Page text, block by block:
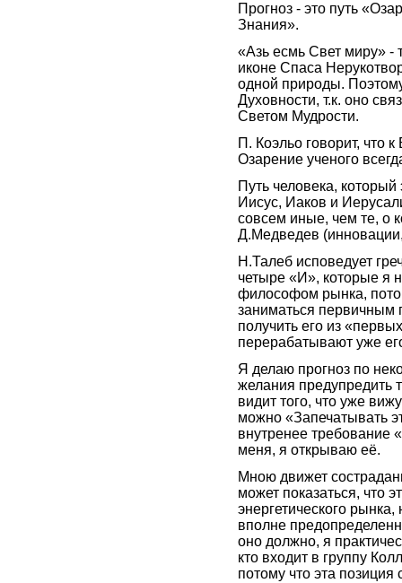
Прогноз - это путь
Знания».
«Азь есмь Свет миру» -
иконе Спаса
одной природы.
Духовности, т.к. оно
Светом Мудрости.
П. Коэльо говорит, что
Озарение ученого
Путь человека,
Иисус, Иаков и
совсем иные, чем те, о
Д.Медведев
Н.Талеб исповедует
четыре «И», которые я
философом рынка,
заниматься первичным
получить его из
перерабатывают уже
Я делаю прогноз по
желания предупредить
видит того, что уже
можно «Запечатывать
внутренее
меня, я открываю её.
Мною движет
может показаться, что
энергетического
вполне
оно должно, я
кто входит в группу
потому что эта позиция